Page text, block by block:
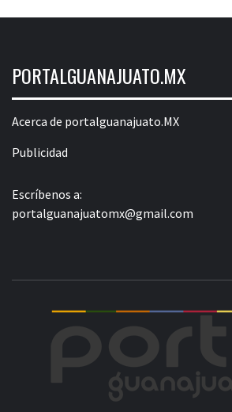
PORTALGUANAJUATO.MX
Acerca de portalguanajuato.MX
Publicidad
Escríbenos a:
portalguanajuatomx@gmail.com